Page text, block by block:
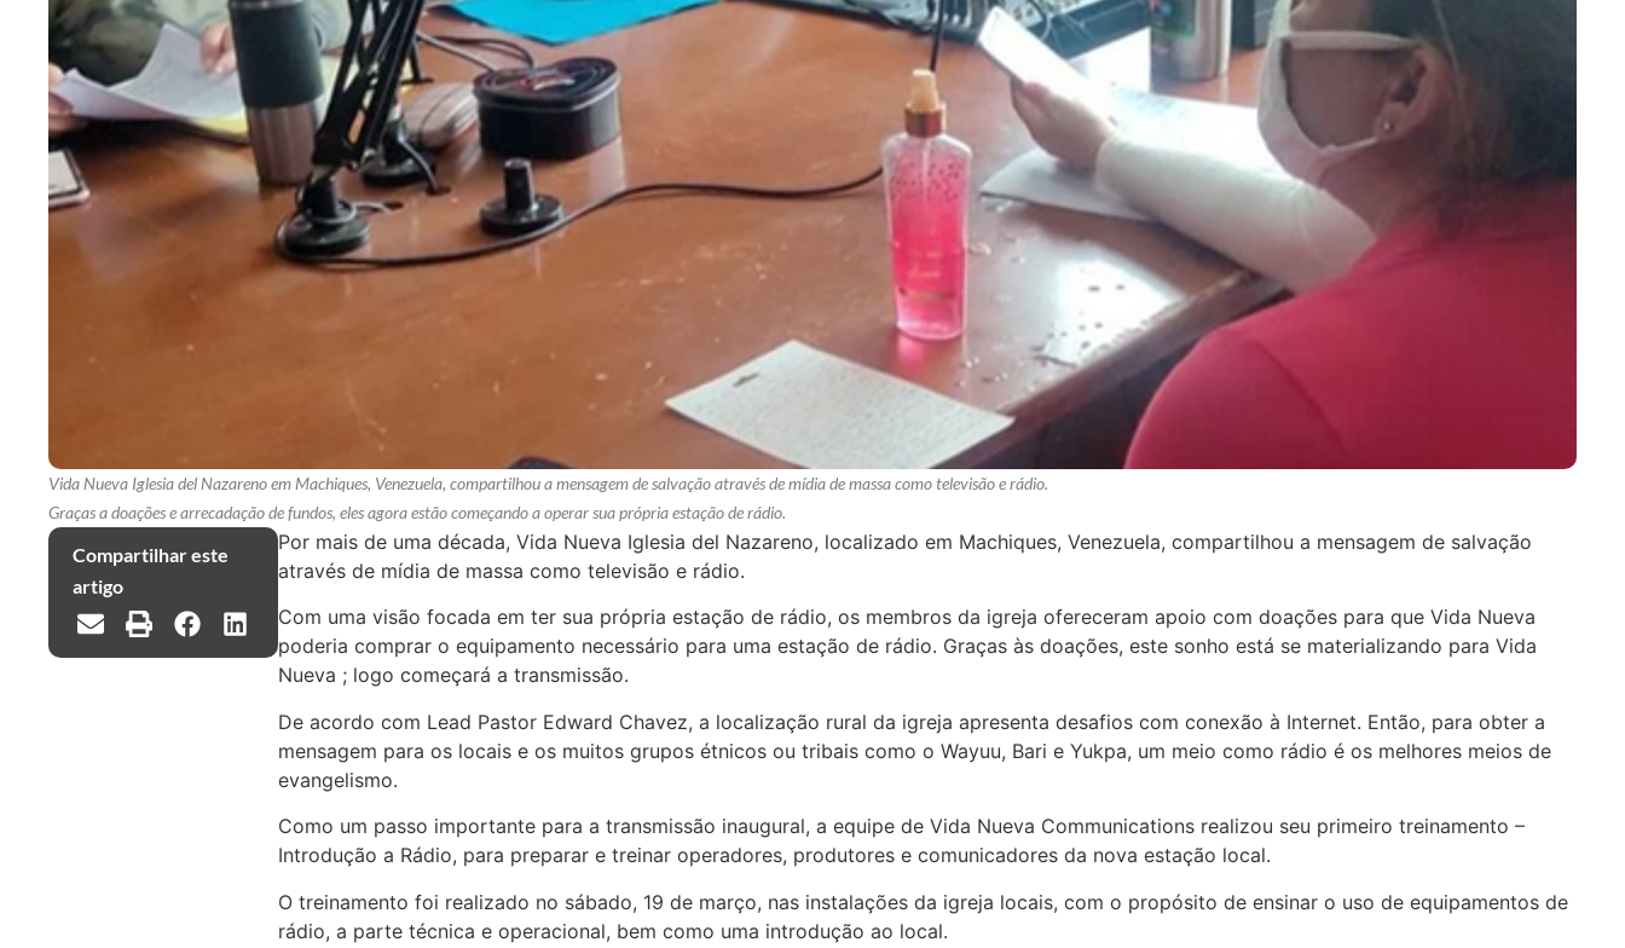
Vida Nueva Iglesia del Nazareno em Machiques, Venezuela, compartilhou a mensagem de salvação através de mídia de massa como televisão e rádio.
Graças a doações e arrecadação de fundos, eles agora estão começando a operar sua própria estação de rádio.
Compartilhar este
artigo
Por mais de uma década, Vida Nueva Iglesia del Nazareno, localizado em Machiques, Venezuela, compartilhou a mensagem de salvação
através de mídia de massa como televisão e rádio.
Com uma visão focada em ter sua própria estação de rádio, os membros da igreja ofereceram apoio com doações para que Vida Nueva
poderia comprar o equipamento necessário para uma estação de rádio. Graças às doações, este sonho está se materializando para Vida
Nueva ; logo começará a transmissão.
De acordo com Lead Pastor Edward Chavez, a localização rural da igreja apresenta desafios com conexão à Internet. Então, para obter a
mensagem para os locais e os muitos grupos étnicos ou tribais como o Wayuu, Bari e Yukpa, um meio como rádio é os melhores meios de
evangelismo.
Como um passo importante para a transmissão inaugural, a equipe de Vida Nueva Communications realizou seu primeiro treinamento –
Introdução a Rádio, para preparar e treinar operadores, produtores e comunicadores da nova estação local.
O treinamento foi realizado no sábado, 19 de março, nas instalações da igreja locais, com o propósito de ensinar o uso de equipamentos de
rádio, a parte técnica e operacional, bem como uma introdução ao local.